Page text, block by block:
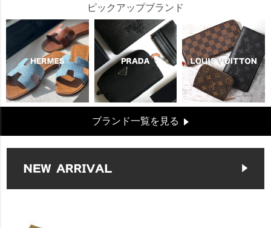
ピックアップブランド
ブランド一覧を見る